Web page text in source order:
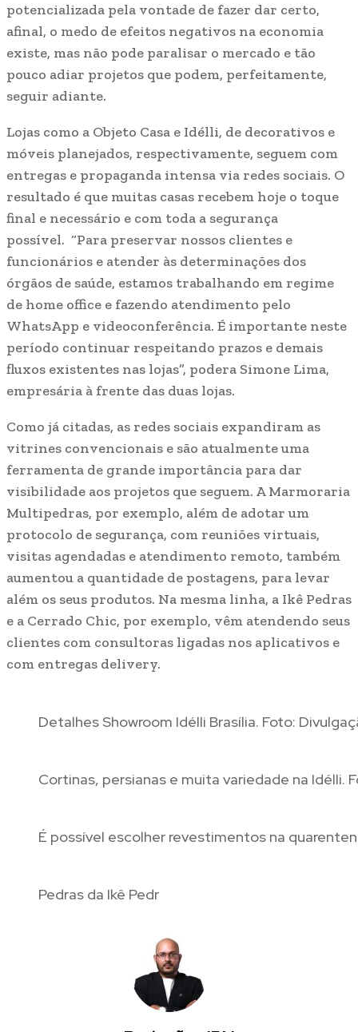
potencializada pela vontade de fazer dar certo,
afinal, o medo de efeitos negativos na economia
existe, mas não pode paralisar o mercado e tão
pouco adiar projetos que podem, perfeitamente,
seguir adiante.
Lojas como a Objeto Casa e Idélli, de decorativos e
móveis planejados, respectivamente, seguem com
entregas e propaganda intensa via redes sociais. O
resultado é que muitas casas recebem hoje o toque
final e necessário e com toda a segurança
possível. “Para preservar nossos clientes e
funcionários e atender às determinações dos
órgãos de saúde, estamos trabalhando em regime
de home office e fazendo atendimento pelo
WhatsApp e videoconferência. É importante neste
período continuar respeitando prazos e demais
fluxos existentes nas lojas”, podera Simone Lima,
empresária à frente das duas lojas.
Como já citadas, as redes sociais expandiram as
vitrines convencionais e são atualmente uma
ferramenta de grande importância para dar
visibilidade aos projetos que seguem. A Marmoraria
Multipedras, por exemplo, além de adotar um
protocolo de segurança, com reuniões virtuais,
visitas agendadas e atendimento remoto, também
aumentou a quantidade de postagens, para levar
além os seus produtos. Na mesma linha, a Ikê Pedras
e a Cerrado Chic, por exemplo, vêm atendendo seus
clientes com consultoras ligadas nos aplicativos e
com entregas delivery.
Detalhes Showroom Idélli Brasília. Foto:
Cortinas, persianas e muita variedade na Idélli.
É possível escolher revestimentos na
Pedras da Ikê Pedr